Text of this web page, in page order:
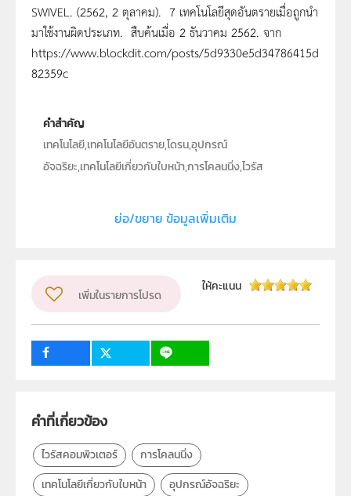
SWIVEL. (2562, 2 ตุลาคม). 7 เทคโนโลยีสุดอันตรายเมื่อถูกนำ
มาใช้งานผิดประเภท. สืบค้นเมื่อ 2 ธันวาคม 2562. จาก
https://www.blockdit.com/posts/5d9330e5d34786415d
82359c
คำสำคัญ
เทคโนโลยี,เทคโนโลยีอันตราย,โดรน,อุปกรณ์
อัจฉริยะ,เทคโนโลยีเกี่ยวกับใบหน้า,การโคลนนิ่ง,ไวรัส
Text
ผู้แต่ง หรือ เจ้าของผลงาน
วิชา
เทคโนโลยี
ระดับชั้น
ย่อ/ขยาย ข้อมูลเพิ่มเติม
เพิ่มในรายการโปรด
ให้คะแนน
คำที่เกี่ยวข้อง
ไวรัสคอมพิวเตอร์
การโคลนนิ่ง
เทคโนโลยีเกี่ยวกับใบหน้า
อุปกรณ์อัจฉริยะ